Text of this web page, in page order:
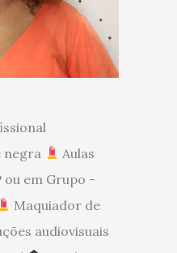
negra
Aulas
ou em Grupo -
Maquiador de
audiovisuais